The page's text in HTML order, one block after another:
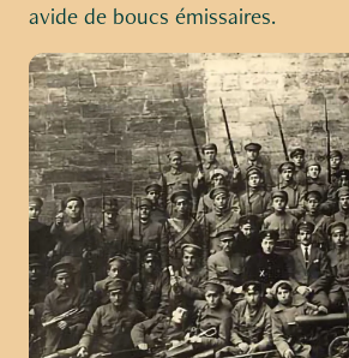
avide de boucs émissaires.